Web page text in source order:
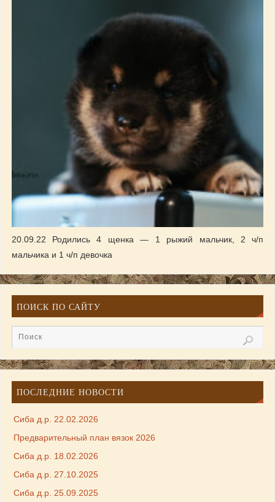
20.09.22 Родились 4 щенка — 1 рыжий мальчик, 2 ч/п
мальчика и 1 ч/п девочка
ПОИСК ПО САЙТУ
ПОСЛЕДНИЕ НОВОСТИ
Сиба д.р. 22.02.2026
Предварительный план вязок 2026
Сиба д.р. 18.02.2026
Сиба д.р. 27.10.2025
Сиба д.р. 25.09.2025